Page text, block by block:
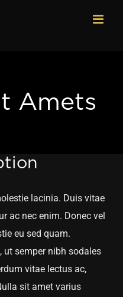
Amets
lacinia. Duis vitae
ac nec enim. Donec vel
eu sed quam.
semper nibh sodales
vitae lectus ac,
sit amet varius